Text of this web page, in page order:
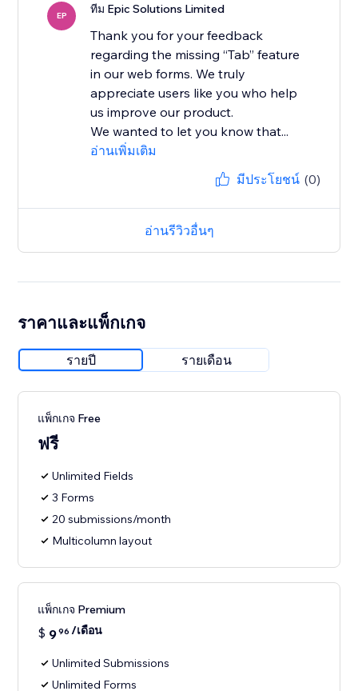
EP ทีม Epic Solutions Limited
Thank you for your feedback
regarding the missing “Tab” feature
in our web forms. We truly
appreciate users like you who help
us improve our product.
We wanted to let you know that...
อ่านเพิ่มเติม
มีประโยชน์ (0)
อ่านรีวิวอื่นๆ
ราคาและแพ็กเกจ
รายปี รายเดือน
แพ็กเกจ Free
ฟรี
Unlimited Fields
3 Forms
20 submissions/month
Multicolumn layout
แพ็กเกจ Premium
$ 996 /เดือน
Unlimited Submissions
Unlimited Forms